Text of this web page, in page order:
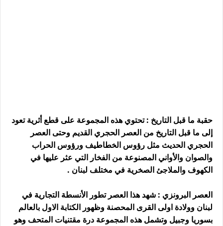
حقبة ما قبل التاريخ : تحتوي هذه المجموعة على قطع أثرية تعود
إلى ما قبل التاريخ من العصر الحجري القديم وحتى العصر
الحجري الحديث مثل رؤوس الخطاطيف ورؤوس الحراب
والصوان والأواني المصنوعة من الفخار التي عثر عليها في
الكهوف والملاجئ الصخرية في مختلف لبنان .
العصر البرونزي : شهد هذا العصر تطور الأنسطة التجارية في
لبنان وولادة اولى القرى المحصنة وظهور الكتابة الاول بالعالم
بسوريا وجبيل وتشمل هذه المجموعة درة مقتنيات المتحف وهو